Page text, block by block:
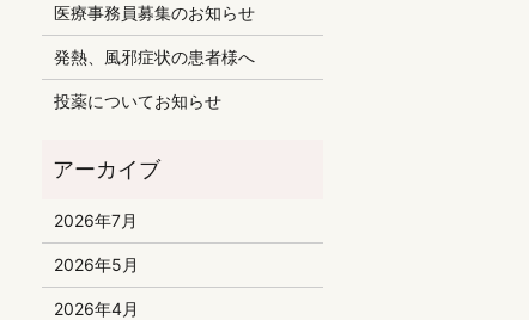
医療事務員募集のお知らせ
発熱、風邪症状の患者様へ
投薬についてお知らせ
2026年7月
2026年5月
2026年4月